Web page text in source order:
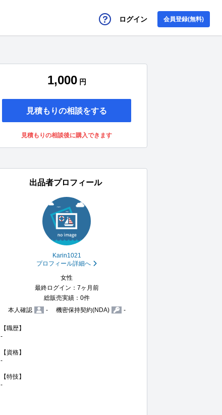
ログイン 会員登録(無料)
1,000 円
見積もりの相談をする
見積もりの相談後に購入できます
出品者プロフィール
Karin1021
プロフィール詳細へ
女性
最終ログイン：7ヶ月前
総販売実績：0件
本人確認
- 機密保持契約(NDA) -
【職歴】
-
【資格】
-
【特技】
-